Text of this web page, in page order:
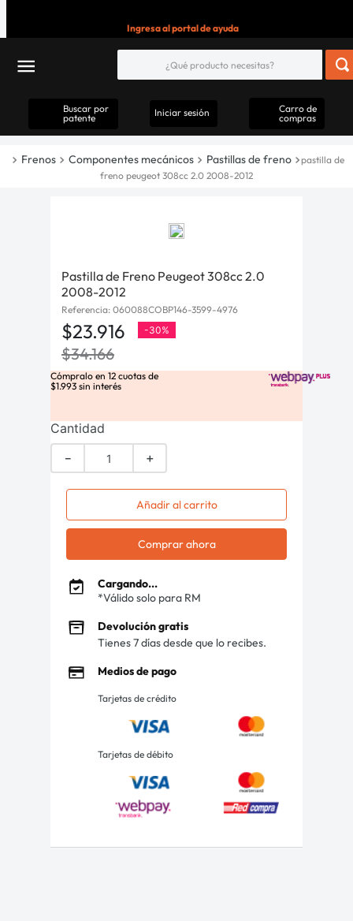
Ingresa al portal de ayuda
Buscar por
patente
Iniciar sesión
Carro de
compras
Frenos Componentes mecánicos Pastillas de freno
pastilla de
freno peugeot 308cc 2.0 2008-2012
Pastilla de Freno Peugeot 308cc 2.0
2008-2012
Referencia: 060088COBP146-3599-4976
$23.916 -30%
$34.166
Cómpralo en 12 cuotas de
$1.993 sin interés
Cantidad
＋
－
Añadir al carrito
Comprar ahora
Cargando...
*Válido solo para RM
Devolución gratis
Tienes 7 días desde que lo recibes.
Medios de pago
Tarjetas de crédito
Tarjetas de débito